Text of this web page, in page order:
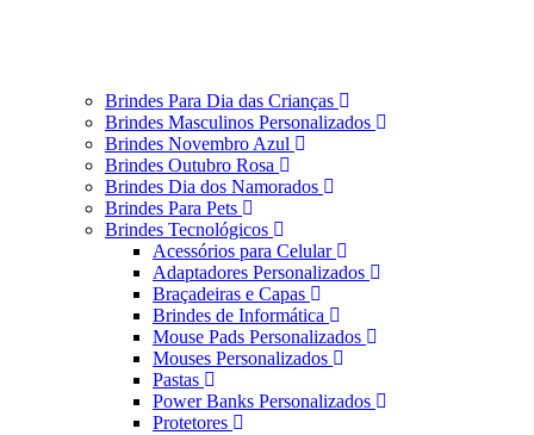
Brindes Para Dia das Crianças
Brindes Masculinos Personalizados
Brindes Novembro Azul
Brindes Outubro Rosa
Brindes Dia dos Namorados
Brindes Para Pets
Brindes Tecnológicos
Acessórios para Celular
Adaptadores Personalizados
Braçadeiras e Capas
Brindes de Informática
Mouse Pads Personalizados
Mouses Personalizados
Pastas
Power Banks Personalizados
Protetores